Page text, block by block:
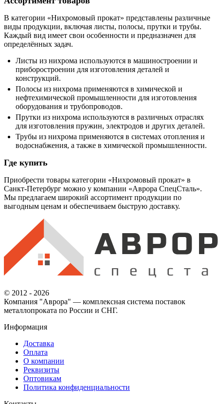
В категории «Нихромовый прокат» представлены различные
виды продукции, включая листы, полосы, прутки и трубы.
Каждый вид имеет свои особенности и предназначен для
определённых задач.
Листы из нихрома используются в машиностроении и
приборостроении для изготовления деталей и
конструкций.
Полосы из нихрома применяются в химической и
нефтехимической промышленности для изготовления
оборудования и трубопроводов.
Прутки из нихрома используются в различных отраслях
для изготовления пружин, электродов и других деталей.
Трубы из нихрома применяются в системах отопления и
водоснабжения, а также в химической промышленности.
Где купить
Приобрести товары категории «Нихромовый прокат» в
Санкт-Петербург можно у компании «Аврора СпецСталь».
Мы предлагаем широкий ассортимент продукции по
выгодным ценам и обеспечиваем быструю доставку.
© 2012 - 2026
Компания "Аврора" — комплексная система поставок
металлопроката по России и СНГ.
Информация
Доставка
Оплата
О компании
Реквизиты
Оптовикам
Политика конфиденциальности